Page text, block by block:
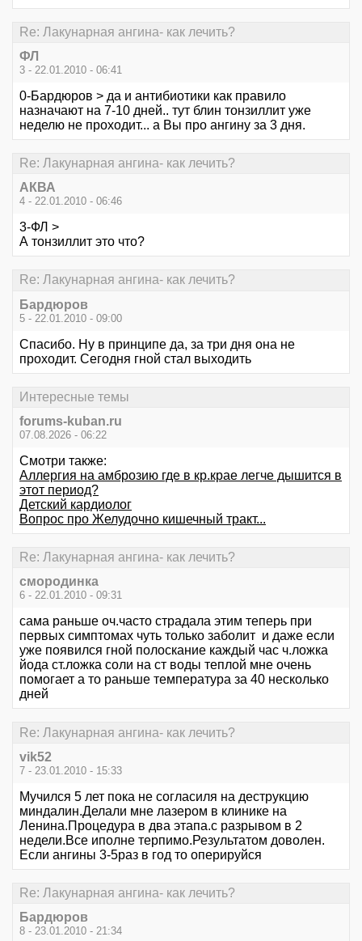
Re: Лакунарная ангина- как лечить?
ФЛ
3 - 22.01.2010 - 06:41
0-Бардюров > да и антибиотики как правило
назначают на 7-10 дней.. тут блин тонзиллит уже
неделю не проходит... а Вы про ангину за 3 дня.
Re: Лакунарная ангина- как лечить?
АКВА
4 - 22.01.2010 - 06:46
3-ФЛ >
А тонзиллит это что?
Re: Лакунарная ангина- как лечить?
Бардюров
5 - 22.01.2010 - 09:00
Спасибо. Ну в принципе да, за три дня она не
проходит. Сегодня гной стал выходить
Интересные темы
forums-kuban.ru
07.08.2026 - 06:22
Смотри также:
Аллергия на амброзию где в кр.крае легче дышится в
этот период?
Детский кардиолог
Вопрос про Желудочно кишечный тракт...
Re: Лакунарная ангина- как лечить?
смородинка
6 - 22.01.2010 - 09:31
сама раньше оч.часто страдала этим теперь при
первых симптомах чуть только заболит и даже если
уже появился гной полоскание каждый час ч.ложка
йода ст.ложка соли на ст воды теплой мне очень
помогает а то раньше температура за 40 несколько
дней
Re: Лакунарная ангина- как лечить?
vik52
7 - 23.01.2010 - 15:33
Мучился 5 лет пока не согласиля на деструкцию
миндалин.Делали мне лазером в клинике на
Ленина.Процедура в два этапа.с разрывом в 2
недели.Все иполне терпимо.Результатом доволен.
Если ангины 3-5раз в год то оперируйся
Re: Лакунарная ангина- как лечить?
Бардюров
8 - 23.01.2010 - 21:34